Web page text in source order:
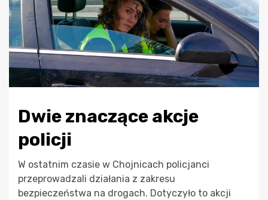
Dwie znaczące akcje
policji
W ostatnim czasie w Chojnicach policjanci
przeprowadzali działania z zakresu
bezpieczeństwa na drogach. Dotyczyło to akcji